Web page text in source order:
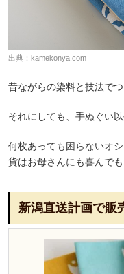
出典： kamekonya.com
昔ながらの染料と技法で
それにしても、手ぬぐい
何枚あっても困らないオ
貨はお母さんにも喜んでも
新潟直送計画で販